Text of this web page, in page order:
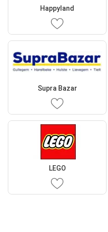
Happyland
Supra Bazar
LEGO